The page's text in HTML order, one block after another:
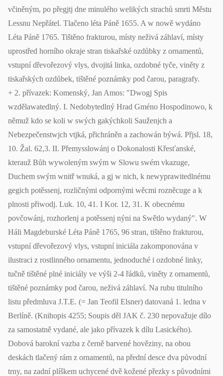
včiněným, po přegjtj dne minulého welikých strachů smrti Městu
Lessnu Nepřátel. Tlačeno léta Páně 1655. A w nowě wydáno
Léta Páně 1765. Tištěno frakturou, místy neživá záhlaví, místy
uprostřed horního okraje stran tiskařské ozdůbky z ornamentů,
vstupní dřevořezový vlys, dvojitá linka, ozdobné tyče, viněty z
tiskařských ozdůbek, tištěné poznámky pod čarou, paragrafy.
+ 2. přívazek: Komenský, Jan Amos: "Dwogj Spis
wzdělawatedlný. I. Nedobytedlný Hrad Gméno Hospodinowo, k
němuž kdo se koli w swých gakýchkoli Sauženjch a
Nebezpečenstwjch vtjká, přichráněn a zachowán býwá. Přjsl. 18,
10. Žal. 62,3. II. Přemysslowánj o Dokonalosti Křesťanské,
kterauž Bůh wywoleným swým w Slowu swém vkazuge,
Duchem swým wnitř wnuká, a gj w nich, k newyprawitedlnému
gegich potěssenj, rozličnými odpornými wěcmi rozněcuge a k
plnosti přiwodj. Luk. 10, 41. I Kor. 12, 31. K obecnému
povčowánj, rozhorlenj a potěssenj nýni na Swětlo wydaný". W
Háli Magdeburské Léta Páně 1765, 96 stran, tištěno frakturou,
vstupní dřevořezový vlys, vstupní iniciála zakomponována v
ilustraci z rostlinného ornamentu, jednoduché i ozdobné linky,
tučně tištěné plné iniciály ve výši 2-4 řádků, viněty z ornamentů,
tištěné poznámky pod čarou, neživá záhlaví. Na rubu titulního
listu předmluva J.T.E. (= Jan Teofil Elsner) datovaná 1. ledna v
Berlíně. (Knihopis 4255; Soupis děl JAK č. 230 nepovažuje dílo
za samostatně vydané, ale jako přívazek k dílu Lasického).
Dobová barokní vazba z černě barvené hověziny, na obou
deskách tlačený rám z ornamentů, na přední desce dva původní
trny, na zadní plíškem uchycené dvě kožené přezky s původními